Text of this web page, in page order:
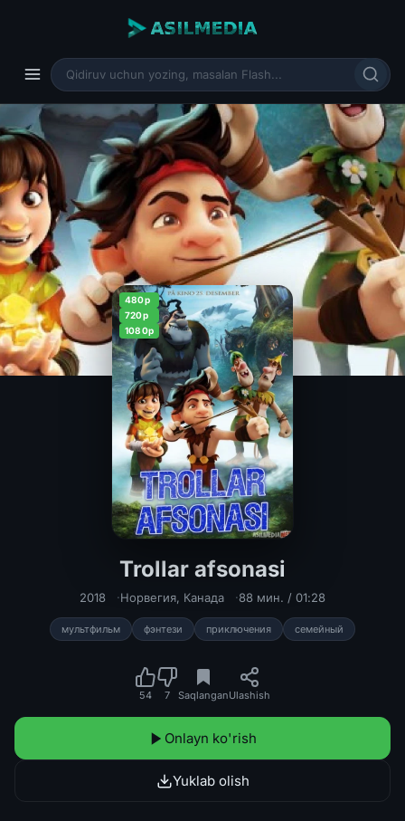
480p
720p
1080p
Trollar afsonasi
Trollar afsonasi Uzbek tilida
2018 Норвегия, Канада 88 мин. / 01:28
мультфильм фэнтези приключения семейный
54 7 SaqlanganUlashish
Onlayn ko'rish
Yuklab olish